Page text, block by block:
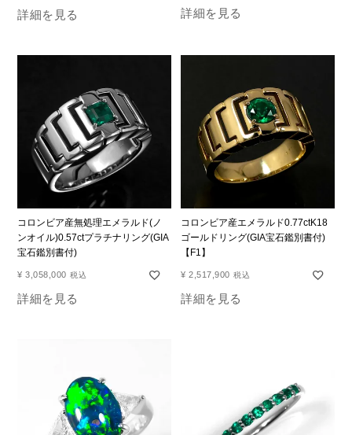
詳細を見る 詳細を見る
コロンビア産無処理エメラルド(ノ
ンオイル)0.57ctプラチナリング(GIA
宝石鑑別書付)
¥ 3,058,000 税込
詳細を見る
コロンビア産エメラルド0.77ctK18
ゴールドリング(GIA宝石鑑別書付)
【F1】
¥ 2,517,900 税込
詳細を見る